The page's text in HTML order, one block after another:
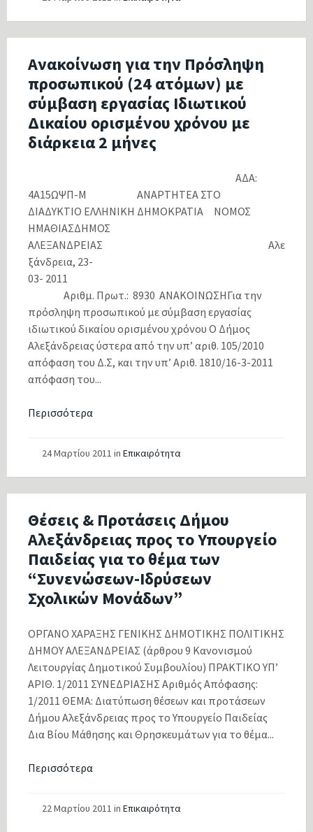
Ανακοίνωση για την Πρόσληψη
προσωπικού (24 ατόμων) με
σύμβαση εργασίας Ιδιωτικού
Δικαίου ορισμένου χρόνου με
διάρκεια 2 μήνες
ΑΔΑ:
4Α15ΩΨΠ-Μ ΑΝΑΡΤΗΤΕΑ ΣΤΟ
ΔΙΑΔΥΚΤΙΟ ΕΛΛΗΝΙΚΗ ΔΗΜΟΚΡΑΤΙΑ ΝΟΜΟΣ
ΗΜΑΘΙΑΣΔΗΜΟΣ
ΑΛΕΞΑΝΔΡΕΙΑΣ Αλε
ξάνδρεια, 23-
03- 2011
Αριθμ. Πρωτ.: 8930 ΑΝΑΚΟΙΝΩΣΗΓια την
πρόσληψη προσωπικού με σύμβαση εργασίας
ιδιωτικού δικαίου ορισμένου χρόνου Ο Δήμος
Αλεξάνδρειας ύστερα από την υπ’ αριθ. 105/2010
απόφαση του Δ.Σ, και την υπ’ Αριθ. 1810/16-3-2011
απόφαση του...
Περισσότερα
24 Μαρτίου 2011 in Επικαιρότητα
Θέσεις & Προτάσεις Δήμου
Αλεξάνδρειας προς το Υπουργείο
Παιδείας για το θέμα των
“Συνενώσεων-Ιδρύσεων
Σχολικών Μονάδων”
ΟΡΓΑΝΟ ΧΑΡΑΞΗΣ ΓΕΝΙΚΗΣ ΔΗΜΟΤΙΚΗΣ ΠΟΛΙΤΙΚΗΣ
ΔΗΜΟΥ ΑΛΕΞΑΝΔΡΕΙΑΣ (άρθρου 9 Κανονισμού
Λειτουργίας Δημοτικού Συμβουλίου) ΠΡΑΚΤΙΚΟ ΥΠ’
ΑΡΙΘ. 1/2011 ΣΥΝΕΔΡΙΑΣΗΣ Αριθμός Απόφασης:
1/2011 ΘΕΜΑ: Διατύπωση θέσεων και προτάσεων
Δήμου Αλεξάνδρειας προς το Υπουργείο Παιδείας
Δια Βίου Μάθησης και Θρησκευμάτων για το θέμα...
Περισσότερα
22 Μαρτίου 2011 in Επικαιρότητα